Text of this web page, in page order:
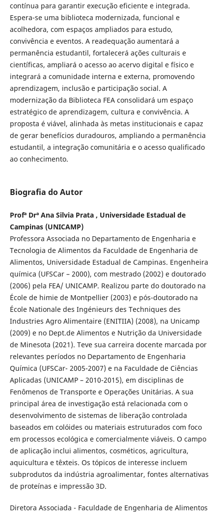
contínua para garantir execução eficiente e integrada.
Espera-se uma biblioteca modernizada, funcional e
acolhedora, com espaços ampliados para estudo,
convivência e eventos. A readequação aumentará a
permanência estudantil, fortalecerá ações culturais e
científicas, ampliará o acesso ao acervo digital e físico e
integrará a comunidade interna e externa, promovendo
aprendizagem, inclusão e participação social. A
modernização da Biblioteca FEA consolidará um espaço
estratégico de aprendizagem, cultura e convivência. A
proposta é viável, alinhada às metas institucionais e capaz
de gerar benefícios duradouros, ampliando a permanência
estudantil, a integração comunitária e o acesso qualificado
ao conhecimento.
Biografia do Autor
Profª Drª Ana Silvia Prata , Universidade Estadual de
Campinas (UNICAMP)
Professora Associada no Departamento de Engenharia e
Tecnologia de Alimentos da Faculdade de Engenharia de
Alimentos, Universidade Estadual de Campinas. Engenheira
química (UFSCar – 2000), com mestrado (2002) e doutorado
(2006) pela FEA/ UNICAMP. Realizou parte do doutorado na
École de himie de Montpellier (2003) e pós-doutorado na
École Nationale des Ingénieurs des Techniques des
Industries Agro Alimentaire (ENITIIA) (2008), na Unicamp
(2009) e no Dept.de Alimentos e Nutrição da Universidade
de Minesota (2021). Teve sua carreira docente marcada por
relevantes períodos no Departamento de Engenharia
Química (UFSCar- 2005-2007) e na Faculdade de Ciências
Aplicadas (UNICAMP – 2010-2015), em disciplinas de
Fenômenos de Transporte e Operações Unitárias. A sua
principal área de investigação está relacionada com o
desenvolvimento de sistemas de liberação controlada
baseados em colóides ou materiais estruturados com foco
em processos ecológica e comercialmente viáveis. O campo
de aplicação inclui alimentos, cosméticos, agricultura,
aquicultura e têxteis. Os tópicos de interesse incluem
subprodutos da indústria agroalimentar, fontes alternativas
de proteínas e impressão 3D.
Diretora Associada - Faculdade de Engenharia de Alimentos